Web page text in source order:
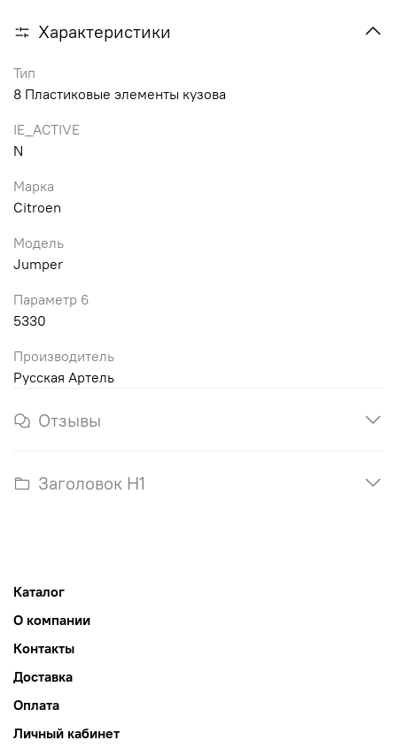
Характеристики
Тип
8 Пластиковые элементы кузова
IE_ACTIVE
N
Марка
Citroen
Модель
Jumper
Параметр 6
5330
Производитель
Русская Артель
Отзывы
Заголовок H1
Каталог
О компании
Контакты
Доставка
Оплата
Личный кабинет